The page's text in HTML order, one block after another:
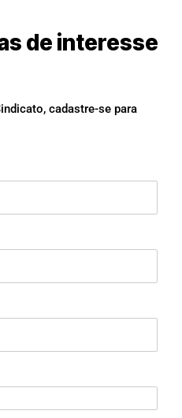
de interesse
cadastre-se para